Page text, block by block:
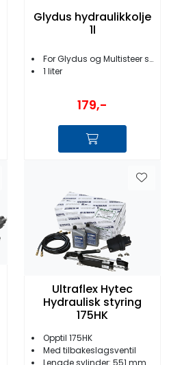
Glydus hydraulikkolje
1l
For Glydus og Multisteer styringer
1 liter
179,-
Ultraflex Hytec
Hydraulisk styring
175HK
Opptil 175HK
Med tilbakeslagsventil
Lengde sylinder: 551 mm